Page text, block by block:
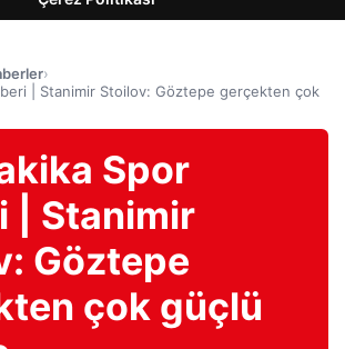
›
| Stanimir Stoilov: Göztepe gerçekten çok
Spor
| Stanimir
Göztepe
çok güçlü